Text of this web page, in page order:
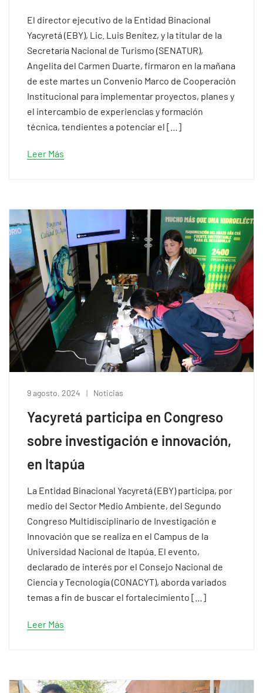
El director ejecutivo de la Entidad Binacional
Yacyretá (EBY), Lic. Luis Benítez, y la titular de la
Secretaría Nacional de Turismo (SENATUR),
Angelita del Carmen Duarte, firmaron en la mañana
de este martes un Convenio Marco de Cooperación
Institucional para implementar proyectos, planes y
el intercambio de experiencias y formación
técnica, tendientes a potenciar el […]
Leer Más
9 agosto, 2024 Noticias
Yacyretá participa en Congreso
sobre investigación e innovación,
en Itapúa
La Entidad Binacional Yacyretá (EBY) participa, por
medio del Sector Medio Ambiente, del Segundo
Congreso Multidisciplinario de Investigación e
Innovación que se realiza en el Campus de la
Universidad Nacional de Itapúa. El evento,
declarado de interés por el Consejo Nacional de
Ciencia y Tecnología (CONACYT), aborda variados
temas a fin de buscar el fortalecimiento […]
Leer Más